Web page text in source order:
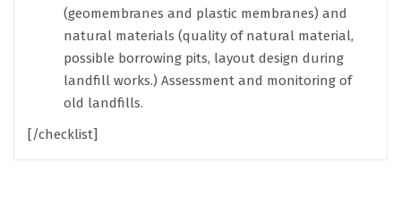
(geomembranes and plastic membranes) and
natural materials (quality of natural material,
possible borrowing pits, layout design during
landfill works.) Assessment and monitoring of
old landfills.
[/checklist]